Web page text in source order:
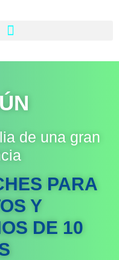
de una gran
PARA
Y
DE 10